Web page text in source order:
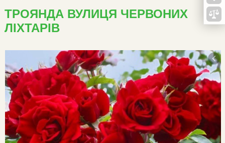
ТРОЯНДА ВУЛИЦЯ ЧЕРВОНИХ
ЛІХТАРІВ